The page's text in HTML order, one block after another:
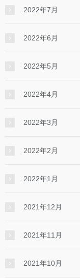
2022年7月
2022年6月
2022年5月
2022年4月
2022年3月
2022年2月
2022年1月
2021年12月
2021年11月
2021年10月